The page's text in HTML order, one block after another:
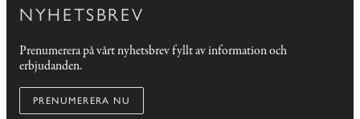
NYHETSBREV
Prenumerera på vårt nyhetsbrev fyllt av information och
erbjudanden.
PRENUMERERA NU